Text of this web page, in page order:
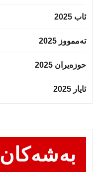
ئاب 2025
تەممووز 2025
حوزه‌یران 2025
ئایار 2025
بەشەکان